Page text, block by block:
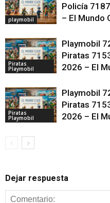
playmobil
Policía
– El Mundo
Piratas
Playmobil
Playmobil
Piratas
2026 – El
Piratas
Playmobil
Playmobil
Piratas
2026 – El
Dejar respuesta